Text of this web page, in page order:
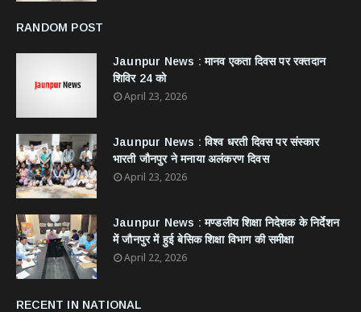
RANDOM POST
Jaunpur News : ​मानव एकता दिवस पर रक्तदान
शिविर 24 को
April 23, 2026
Jaunpur News : विश्व धरती दिवस पर संस्कार
भारती जौनपुर ने मनाया अलंकरण दिवस
April 23, 2026
Jaunpur News : ​मण्डलीय शिक्षा निदेशक के निर्देशन
में जौनपुर में हुई बेसिक शिक्षा विभाग की समीक्षा
April 22, 2026
RECENT IN NATIONAL